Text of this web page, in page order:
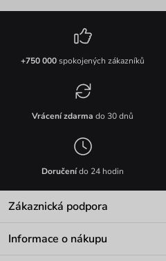
+750 000spokojených zákazníků
Vrácení zdarma do 30 dnů
Doručenído 24 hodin
Zákaznická podpora
Informace o nákupu